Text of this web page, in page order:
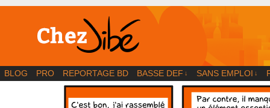
BD | Illustration | Blog
BLOG PRO REPORTAGE BD BASSE DEF ↓ SANS EMPLOI ↓